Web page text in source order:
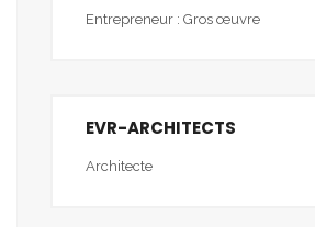
Entrepreneur : Gros œuvre
EVR-ARCHITECTS
Architecte